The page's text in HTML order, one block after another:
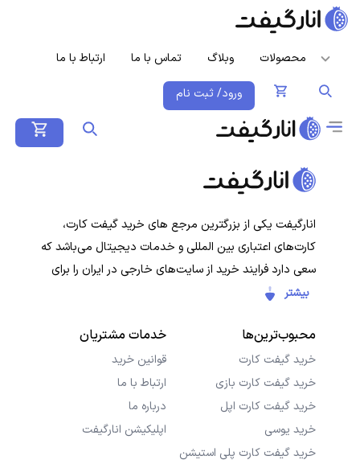
محصولات وبلاگ تماس با ما ارتباط با ما
ورود/ ثبت نام
انارگیفت یکی از بزرگترین مرجع های خرید گیفت کارت،
کارت‌های اعتباری بین المللی و خدمات دیجیتال می‌باشد که
سعی دارد فرایند خرید از سایت‌های خارجی در ایران را برای
کاربران ایرانی ساده‌تر کند. هدف ما ارائه تجربه‌ای سریع، امن و
کاربران با خیال راحت خرید کنند و در کمترین زمان دریافت
کنند.
بیشتر
محبوب‌ترین‌ها
خرید گیفت کارت
خرید گیفت کارت بازی
خرید گیفت کارت اپل
خرید یوسی
خرید گیفت کارت پلی استیشن
خدمات مشتریان
قوانین خرید
ارتباط با ما
درباره ما
اپلیکیشن انارگیفت